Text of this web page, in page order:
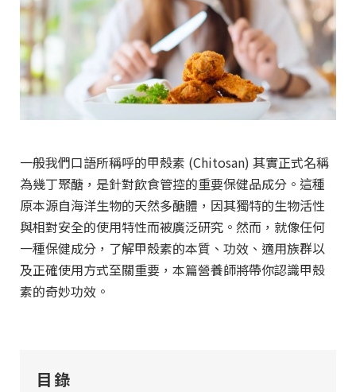
一般我們口語所稱呼的甲殼素 (Chitosan) 其實正式名稱
為幾丁聚醣，是針對飲食管控的重要保健品成分。這種
原本源自海洋生物的天然多醣體，因其獨特的生物活性
與相對安全的使用特性而被廣泛研究。然而，就像任何
一種保健成分，了解甲殼素的本質、功效、適用族群以
及正確使用方式至關重要，本篇營養師將帶你認識甲殼
素的奇妙功效。
目錄